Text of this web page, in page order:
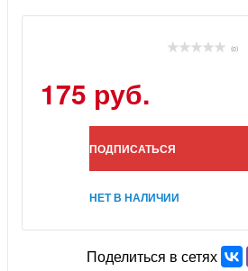
(0)
175 руб.
ПОДПИСАТЬСЯ
НЕТ В НАЛИЧИИ
Поделиться в сетях